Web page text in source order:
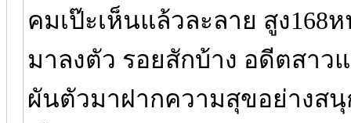
คมเป๊ะเห็นแล้วละลาย สูง168
มาลงตัว รอยสักบ้าง อดีตสา
ผันตัวมาฝากความสุขอย่างส